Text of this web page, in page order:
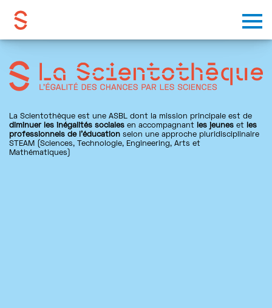
La Scientothèque est une ASBL dont la mission principale est de
diminuer les inégalités sociales en accompagnant les jeunes et les
professionnels de l’éducation selon une approche pluridisciplinaire
STEAM (Sciences, Technologie, Engineering, Arts et
Mathématiques)